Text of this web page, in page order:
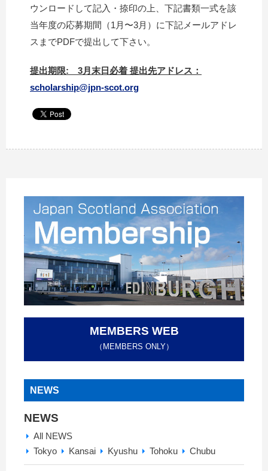
ウンロードして記入・捺印の上、下記書類一式を該
当年度の応募期間（1月〜3月）に下記メールアドレ
スまでPDFで提出して下さい。
提出期限: 3月末日必着 提出先アドレス：
scholarship@jpn-scot.org
MEMBERS WEB
（MEMBERS ONLY）
NEWS
NEWS
All NEWS
Tokyo
Kansai Kyushu Tohoku Chubu